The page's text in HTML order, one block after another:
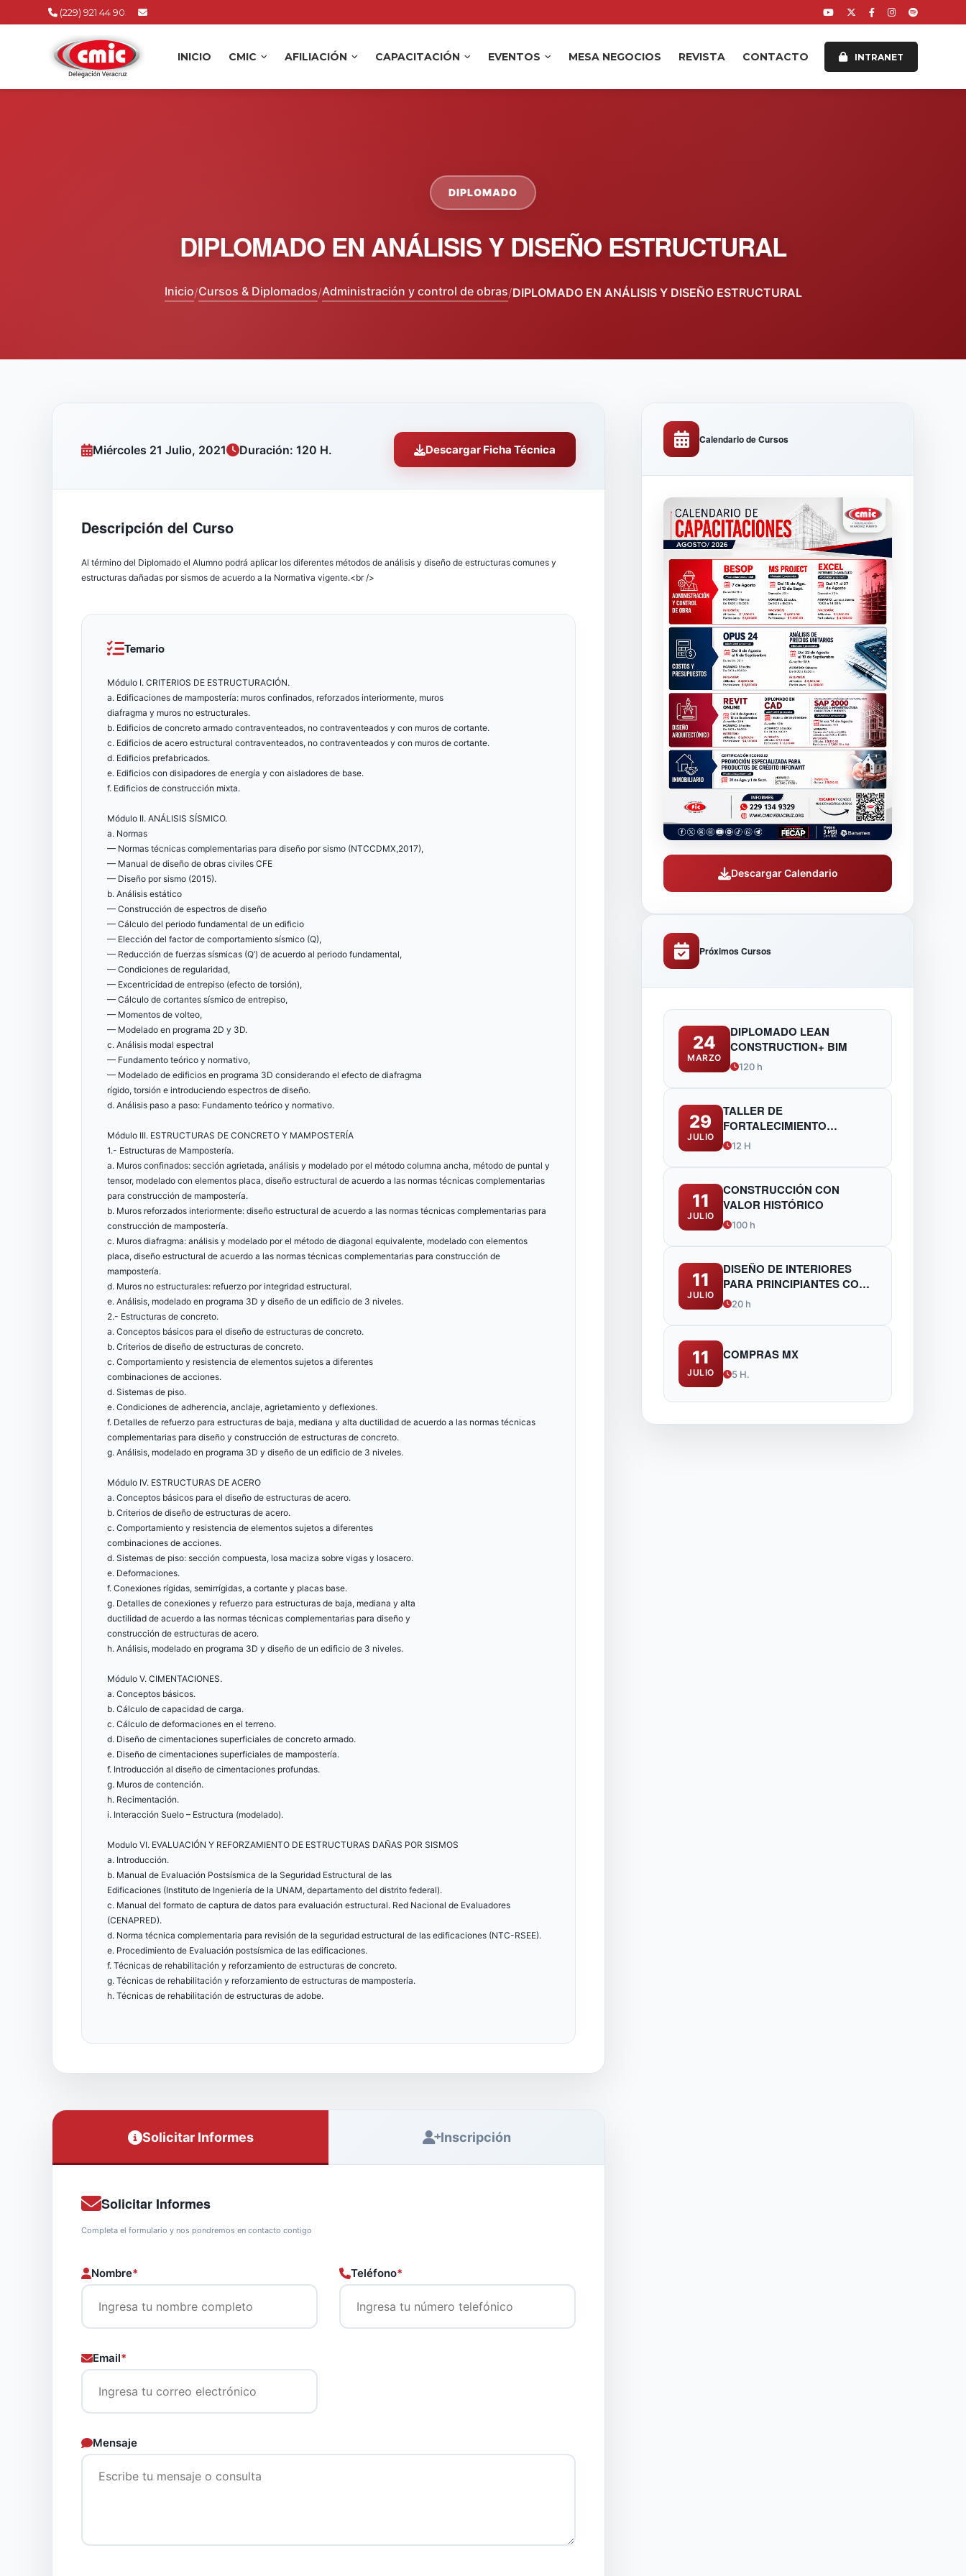
(229) 921 44 90
INICIO CMIC AFILIACIÓN CAPACITACIÓN EVENTOS MESA NEGOCIOS REVISTA CONTACTO INTRANET
DIPLOMADO
DIPLOMADO EN ANÁLISIS Y DISEÑO ESTRUCTURAL
Inicio/Cursos & Diplomados/Administración y control de obras/DIPLOMADO EN ANÁLISIS Y DISEÑO ESTRUCTURAL
Miércoles 21 Julio, 2021 Duración: 120 H. Descargar Ficha Técnica
Descripción del Curso
Al término del Diplomado el Alumno podrá aplicar los diferentes métodos de análisis y diseño de estructuras comunes y
estructuras dañadas por sismos de acuerdo a la Normativa vigente.<br />
Temario
Módulo I. CRITERIOS DE ESTRUCTURACIÓN.
a. Edificaciones de mampostería: muros confinados, reforzados interiormente, muros
diafragma y muros no estructurales.
b. Edificios de concreto armado contraventeados, no contraventeados y con muros de cortante.
c. Edificios de acero estructural contraventeados, no contraventeados y con muros de cortante.
d. Edificios prefabricados.
e. Edificios con disipadores de energía y con aisladores de base.
f. Edificios de construcción mixta.
Módulo II. ANÁLISIS SÍSMICO.
a. Normas
— Normas técnicas complementarias para diseño por sismo (NTCCDMX,2017),
— Manual de diseño de obras civiles CFE
— Diseño por sismo (2015).
b. Análisis estático
— Construcción de espectros de diseño
— Cálculo del periodo fundamental de un edificio
— Elección del factor de comportamiento sísmico (Q),
— Reducción de fuerzas sísmicas (Q’) de acuerdo al periodo fundamental,
— Condiciones de regularidad,
— Excentricidad de entrepiso (efecto de torsión),
— Cálculo de cortantes sísmico de entrepiso,
— Momentos de volteo,
— Modelado en programa 2D y 3D.
c. Análisis modal espectral
— Fundamento teórico y normativo,
— Modelado de edificios en programa 3D considerando el efecto de diafragma
rígido, torsión e introduciendo espectros de diseño.
d. Análisis paso a paso: Fundamento teórico y normativo.
Módulo III. ESTRUCTURAS DE CONCRETO Y MAMPOSTERÍA
1.- Estructuras de Mampostería.
a. Muros confinados: sección agrietada, análisis y modelado por el método columna ancha, método de puntal y
tensor, modelado con elementos placa, diseño estructural de acuerdo a las normas técnicas complementarias
para construcción de mampostería.
b. Muros reforzados interiormente: diseño estructural de acuerdo a las normas técnicas complementarias para
construcción de mampostería.
c. Muros diafragma: análisis y modelado por el método de diagonal equivalente, modelado con elementos
placa, diseño estructural de acuerdo a las normas técnicas complementarias para construcción de
mampostería.
d. Muros no estructurales: refuerzo por integridad estructural.
e. Análisis, modelado en programa 3D y diseño de un edificio de 3 niveles.
2.- Estructuras de concreto.
a. Conceptos básicos para el diseño de estructuras de concreto.
b. Criterios de diseño de estructuras de concreto.
c. Comportamiento y resistencia de elementos sujetos a diferentes
combinaciones de acciones.
d. Sistemas de piso.
e. Condiciones de adherencia, anclaje, agrietamiento y deflexiones.
f. Detalles de refuerzo para estructuras de baja, mediana y alta ductilidad de acuerdo a las normas técnicas
complementarias para diseño y construcción de estructuras de concreto.
g. Análisis, modelado en programa 3D y diseño de un edificio de 3 niveles.
Módulo IV. ESTRUCTURAS DE ACERO
a. Conceptos básicos para el diseño de estructuras de acero.
b. Criterios de diseño de estructuras de acero.
c. Comportamiento y resistencia de elementos sujetos a diferentes
combinaciones de acciones.
d. Sistemas de piso: sección compuesta, losa maciza sobre vigas y losacero.
e. Deformaciones.
f. Conexiones rígidas, semirrígidas, a cortante y placas base.
g. Detalles de conexiones y refuerzo para estructuras de baja, mediana y alta
ductilidad de acuerdo a las normas técnicas complementarias para diseño y
construcción de estructuras de acero.
h. Análisis, modelado en programa 3D y diseño de un edificio de 3 niveles.
Módulo V. CIMENTACIONES.
a. Conceptos básicos.
b. Cálculo de capacidad de carga.
c. Cálculo de deformaciones en el terreno.
d. Diseño de cimentaciones superficiales de concreto armado.
e. Diseño de cimentaciones superficiales de mampostería.
f. Introducción al diseño de cimentaciones profundas.
g. Muros de contención.
h. Recimentación.
i. Interacción Suelo – Estructura (modelado).
Modulo VI. EVALUACIÓN Y REFORZAMIENTO DE ESTRUCTURAS DAÑAS POR SISMOS
a. Introducción.
b. Manual de Evaluación Postsísmica de la Seguridad Estructural de las
Edificaciones (Instituto de Ingeniería de la UNAM, departamento del distrito federal).
c. Manual del formato de captura de datos para evaluación estructural. Red Nacional de Evaluadores
(CENAPRED).
d. Norma técnica complementaria para revisión de la seguridad estructural de las edificaciones (NTC-RSEE).
e. Procedimiento de Evaluación postsísmica de las edificaciones.
f. Técnicas de rehabilitación y reforzamiento de estructuras de concreto.
g. Técnicas de rehabilitación y reforzamiento de estructuras de mampostería.
h. Técnicas de rehabilitación de estructuras de adobe.
Solicitar Informes Inscripción
Solicitar Informes
Completa el formulario y nos pondremos en contacto contigo
Nombre* Teléfono*
Email*
Mensaje
Calendario de Cursos
Descargar Calendario
Próximos Cursos
24
MARZO
DIPLOMADO LEAN
CONSTRUCTION+ BIM
120 h
29
JULIO
TALLER DE
FORTALECIMIENTO
TÉCNICO Y NORMATIVO
12 H
11
JULIO
CONSTRUCCIÓN CON
VALOR HISTÓRICO
100 h
11
JULIO
DISEÑO DE INTERIORES
PARA PRINCIPIANTES CON
IA20 h
11
JULIO
COMPRAS MX
5 H.